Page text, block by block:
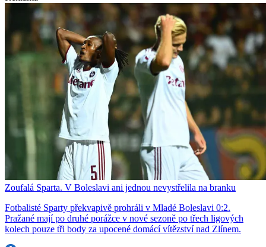
Zoufalá Sparta. V Boleslavi ani jednou nevystřelila na branku
Fotbalisté Sparty překvapivě prohráli v Mladé Boleslavi 0:2.
Pražané mají po druhé porážce v nové sezoně po třech ligových
kolech pouze tři body za upocené domácí vítězství nad Zlínem.